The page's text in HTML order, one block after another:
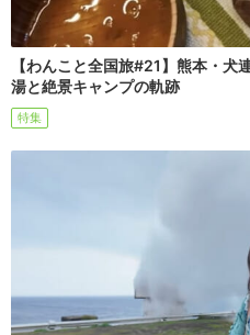
【わんこと全国旅#21】熊本・犬
湯と絶景キャンプの軌跡
特集